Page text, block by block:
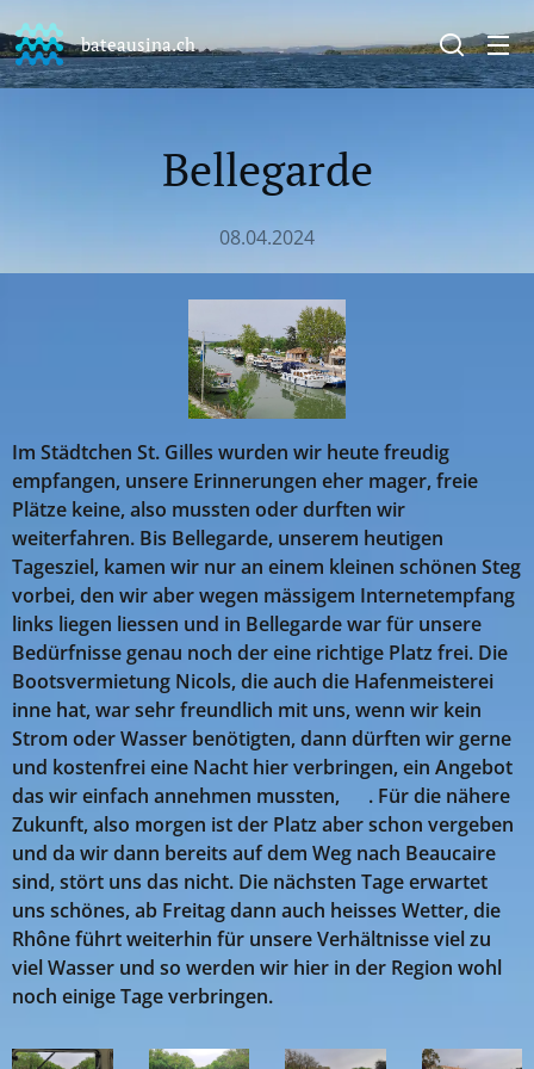
bateausina.ch
Bellegarde
08.04.2024
Im Städtchen St. Gilles wurden wir heute freudig
empfangen, unsere Erinnerungen eher mager, freie
Plätze keine, also mussten oder durften wir
weiterfahren. Bis Bellegarde, unserem heutigen
Tagesziel, kamen wir nur an einem kleinen schönen Steg
vorbei, den wir aber wegen mässigem Internetempfang
links liegen liessen und in Bellegarde war für unsere
Bedürfnisse genau noch der eine richtige Platz frei. Die
Bootsvermietung Nicols, die auch die Hafenmeisterei
inne hat, war sehr freundlich mit uns, wenn wir kein
Strom oder Wasser benötigten, dann dürften wir gerne
und kostenfrei eine Nacht hier verbringen, ein Angebot
das wir einfach annehmen mussten, 😎. Für die nähere
Zukunft, also morgen ist der Platz aber schon vergeben
und da wir dann bereits auf dem Weg nach Beaucaire
sind, stört uns das nicht. Die nächsten Tage erwartet
uns schönes, ab Freitag dann auch heisses Wetter, die
Rhône führt weiterhin für unsere Verhältnisse viel zu
viel Wasser und so werden wir hier in der Region wohl
noch einige Tage verbringen.